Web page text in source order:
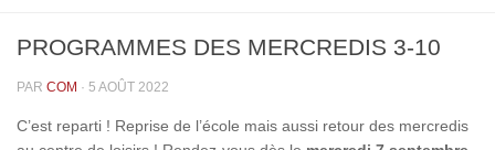
PROGRAMMES DES MERCREDIS 3-10
PAR COM · 5 AOÛT 2022
C’est reparti ! Reprise de l’école mais aussi retour des mercredis